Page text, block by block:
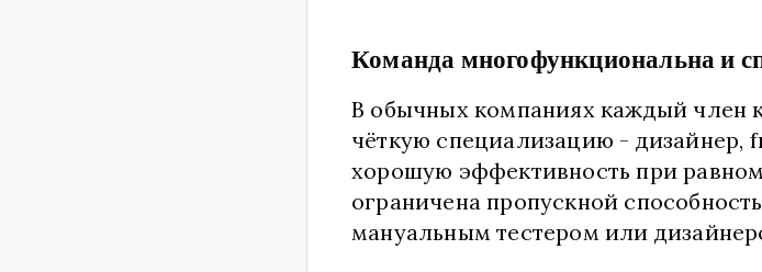
Команда многофункциональна и
В обычных компаниях каждый член
чёткую специализацию - дизайнер,
хорошую эффективность при
ограничена пропускной
мануальным тестером или